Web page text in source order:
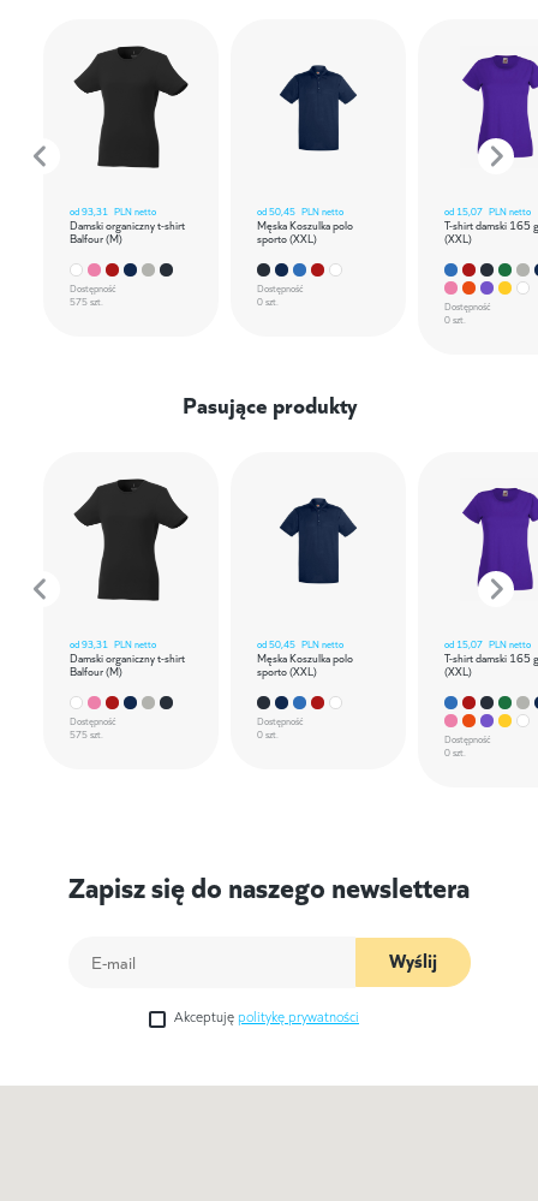
od93,31 PLN netto
Damski organiczny t-shirt
Balfour (M)
Dostępność
575 szt.
od50,45 PLN netto
Męska Koszulka polo
sporto (XXL)
Dostępność
0 szt.
od 15,07 PLN netto
T-shirt damski 165
(XXL)
Dostępność
0 szt.
Pasujące produkty
od93,31 PLN netto
Damski organiczny t-shirt
Balfour (M)
Dostępność
575 szt.
od50,45 PLN netto
Męska Koszulka polo
sporto (XXL)
Dostępność
0 szt.
od 15,07 PLN netto
T-shirt damski 165
(XXL)
Dostępność
0 szt.
Zapisz się do naszego newslettera
Wyślij
Akceptuję politykę prywatności